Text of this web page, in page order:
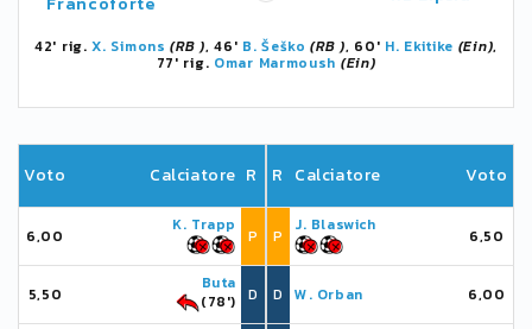
42' rig.X. Simons (RB ), 46' B. Šeško (RB ), 60' H. Ekitike (Ein),
77' rig. Omar Marmoush (Ein)
Voto Calciatore R
6,00
K. Trapp
P
5,50
Buta
(78')
D
R Calciatore Voto
P
J. Blaswich
6,50
D W. Orban 6,00